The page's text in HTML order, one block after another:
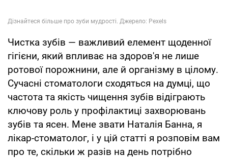
Чистка зубів — важливий елемент щоденної
гігієни, який впливає на здоров'я не лише
ротової порожнини, але й організму в цілому.
Сучасні стоматологи сходяться на думці, що
частота та якість чищення зубів відіграють
ключову роль у профілактиці захворювань
зубів та ясен. Мене звати Наталія Банна, я
лікар-стоматолог, і у цій статті я розповім вам
про те, скільки ж разів на день потрібно